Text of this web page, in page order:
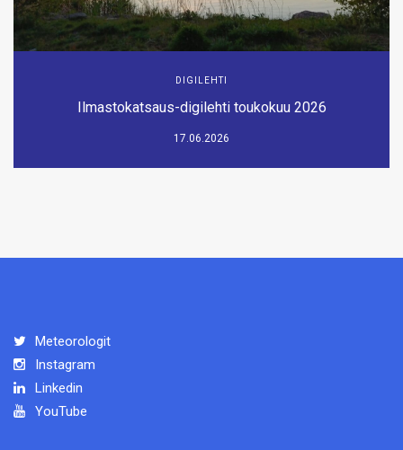
DIGILEHTI
Ilmastokatsaus-digilehti toukokuu 2026
17.06.2026
Meteorologit
Instagram
Linkedin
YouTube